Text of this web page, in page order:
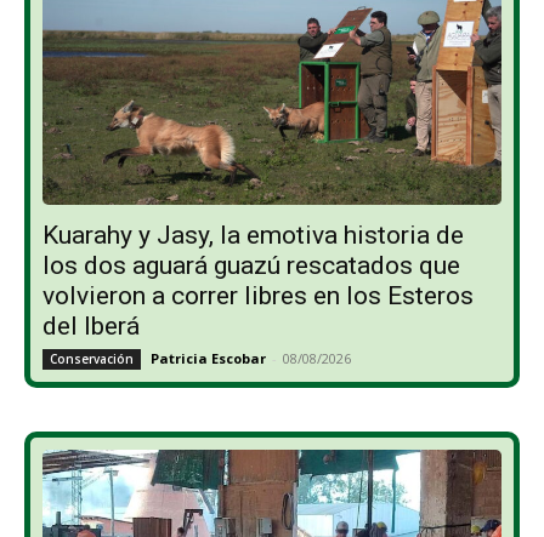
Kuarahy y Jasy, la emotiva historia de
los dos aguará guazú rescatados que
volvieron a correr libres en los Esteros
del Iberá
Conservación Patricia Escobar - 08/08/2026